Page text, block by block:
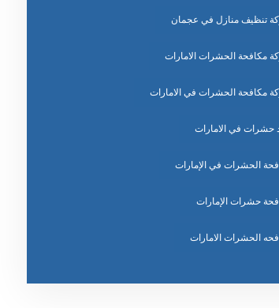
تنظيف منازل في عجمان
مكافحة الحشرات الامارات
مكافحة الحشرات في الامارات
حشرات في الامارات
الحشرات في الإمارات
حشرات الإمارات
الحشرات الامارات